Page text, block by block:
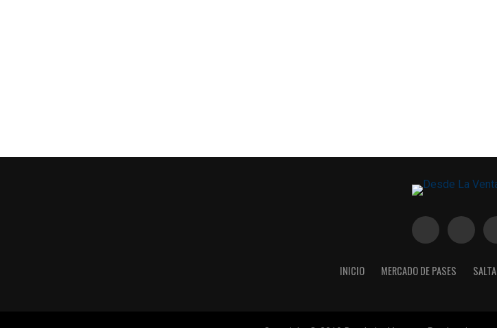
INICIO MERCADO DE PASES SALTA